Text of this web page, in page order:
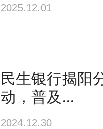
2025.12.01
民生银行揭阳
动，普及...
2024.12.30